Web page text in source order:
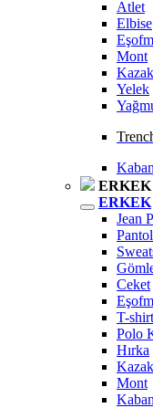
Atlet
Elbise
Mont
Kazak
Yelek
Kaban
ERKEK
ERKEK
Jean
Ceket
T-shirt
Polo
Hırka
Kazak
Mont
Kaban